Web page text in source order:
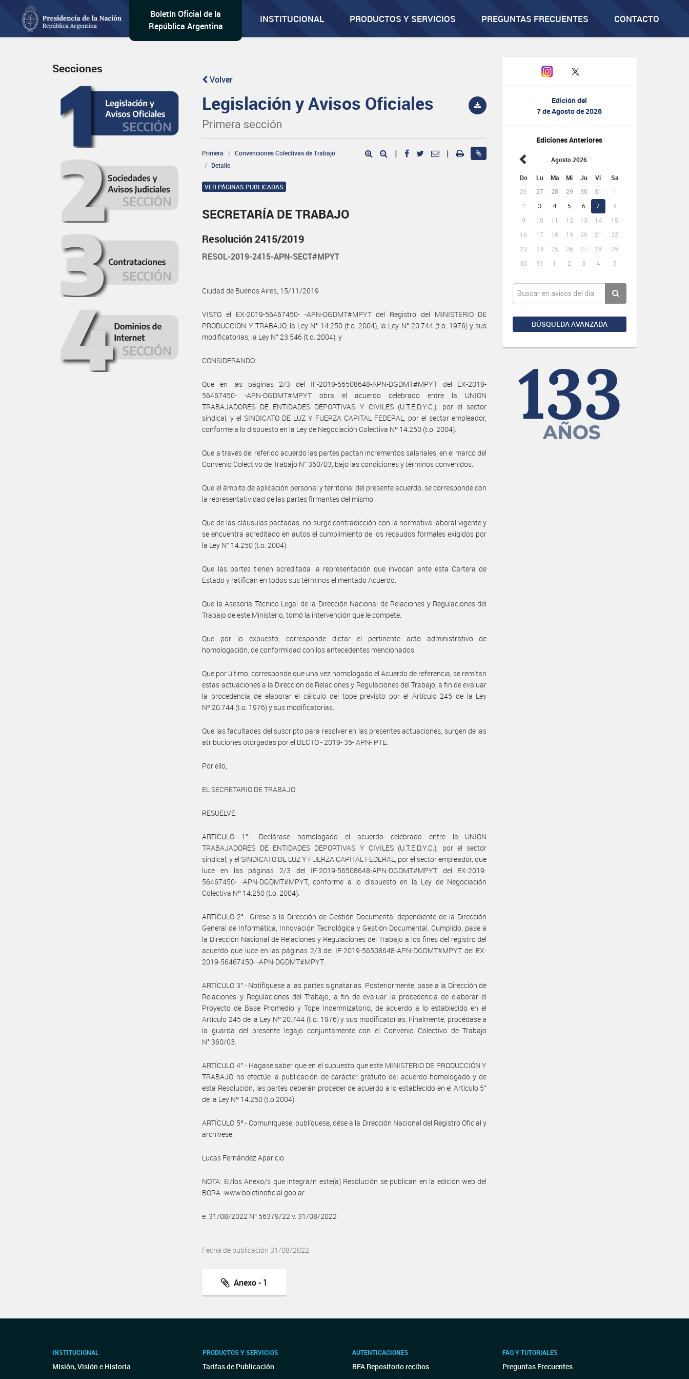
Boletín Oficial de la
República Argentina
INSTITUCIONAL PRODUCTOS Y SERVICIOS PREGUNTAS FRECUENTES CONTACTO
Edición del
7 de Agosto de 2026
Ediciones Anteriores
Agosto 2026
Do Lu Ma Mi Ju Vi Sa
26 27 28 29 30 31
1
2
3 4 5 6 7
8
9
10 11 12 13 14
15
16
17 18 19 20 21
22
23
24 25 26 27 28
29
30
31 1 2 3 4 5
BÚSQUEDA AVANZADA
Secciones
Volver
Legislación y Avisos Oficiales
Primera sección
Primera
Convenciones Colectivas de Trabajo
Detalle
| |
VER PÁGINAS PUBLICADAS
SECRETARÍA DE TRABAJO
Resolución 2415/2019
RESOL-2019-2415-APN-SECT#MPYT
Ciudad de Buenos Aires, 15/11/2019
VISTO el EX-2019-56467450- -APN-DGDMT#MPYT del Registro del MINISTERIO DE
PRODUCCION Y TRABAJO, la Ley N° 14.250 (t.o. 2004), la Ley N° 20.744 (t.o. 1976) y sus
modificatorias, la Ley N° 23.546 (t.o. 2004), y
CONSIDERANDO:
Que en las páginas 2/3 del IF-2019-56508648-APN-DGDMT#MPYT del EX-2019-
56467450- -APN-DGDMT#MPYT obra el acuerdo celebrado entre la UNION
TRABAJADORES DE ENTIDADES DEPORTIVAS Y CIVILES (U.T.E.D.Y.C.), por el sector
sindical, y el SINDICATO DE LUZ Y FUERZA CAPITAL FEDERAL, por el sector empleador,
conforme a lo dispuesto en la Ley de Negociación Colectiva Nº 14.250 (t.o. 2004).
Que a través del referido acuerdo las partes pactan incrementos salariales, en el marco del
Convenio Colectivo de Trabajo N° 360/03, bajo las condiciones y términos convenidos.
Que el ámbito de aplicación personal y territorial del presente acuerdo, se corresponde con
la representatividad de las partes firmantes del mismo.
Que de las cláusulas pactadas, no surge contradicción con la normativa laboral vigente y
se encuentra acreditado en autos el cumplimiento de los recaudos formales exigidos por
la Ley N° 14.250 (t.o. 2004).
Que las partes tienen acreditada la representación que invocan ante esta Cartera de
Estado y ratifican en todos sus términos el mentado Acuerdo.
Que la Asesoría Técnico Legal de la Dirección Nacional de Relaciones y Regulaciones del
Trabajo de este Ministerio, tomó la intervención que le compete.
Que por lo expuesto, corresponde dictar el pertinente acto administrativo de
homologación, de conformidad con los antecedentes mencionados.
Que por último, corresponde que una vez homologado el Acuerdo de referencia, se remitan
estas actuaciones a la Dirección de Relaciones y Regulaciones del Trabajo, a fin de evaluar
la procedencia de elaborar el cálculo del tope previsto por el Artículo 245 de la Ley
Nº 20.744 (t.o. 1976) y sus modificatorias.
Que las facultades del suscripto para resolver en las presentes actuaciones, surgen de las
atribuciones otorgadas por el DECTO - 2019- 35- APN- PTE.
Por ello,
EL SECRETARIO DE TRABAJO
RESUELVE:
ARTÍCULO 1°.- Declárase homologado el acuerdo celebrado entre la UNION
TRABAJADORES DE ENTIDADES DEPORTIVAS Y CIVILES (U.T.E.D.Y.C.), por el sector
sindical, y el SINDICATO DE LUZ Y FUERZA CAPITAL FEDERAL, por el sector empleador, que
luce en las páginas 2/3 del IF-2019-56508648-APN-DGDMT#MPYT del EX-2019-
56467450- -APN-DGDMT#MPYT, conforme a lo dispuesto en la Ley de Negociación
Colectiva Nº 14.250 (t.o. 2004).
ARTÍCULO 2°.- Gírese a la Dirección de Gestión Documental dependiente de la Dirección
General de Informática, Innovación Tecnológica y Gestión Documental. Cumplido, pase a
la Dirección Nacional de Relaciones y Regulaciones del Trabajo a los fines del registro del
acuerdo que luce en las páginas 2/3 del IF-2019-56508648-APN-DGDMT#MPYT del EX-
2019-56467450- -APN-DGDMT#MPYT.
ARTÍCULO 3°.- Notifíquese a las partes signatarias. Posteriormente, pase a la Dirección de
Relaciones y Regulaciones del Trabajo, a fin de evaluar la procedencia de elaborar el
Proyecto de Base Promedio y Tope Indemnizatorio, de acuerdo a lo establecido en el
Artículo 245 de la Ley Nº 20.744 (t.o. 1976) y sus modificatorias. Finalmente, procédase a
la guarda del presente legajo conjuntamente con el Convenio Colectivo de Trabajo
N° 360/03.
ARTÍCULO 4°.- Hágase saber que en el supuesto que este MINISTERIO DE PRODUCCIÓN Y
TRABAJO no efectúe la publicación de carácter gratuito del acuerdo homologado y de
esta Resolución, las partes deberán proceder de acuerdo a lo establecido en el Artículo 5°
de la Ley Nº 14.250 (t.o.2004).
ARTÍCULO 5º.- Comuníquese, publíquese, dése a la Dirección Nacional del Registro Oficial y
archívese.
Lucas Fernández Aparicio
NOTA: El/los Anexo/s que integra/n este(a) Resolución se publican en la edición web del
BORA -www.boletinoficial.gob.ar-
e. 31/08/2022 N° 56379/22 v. 31/08/2022
Fecha de publicación 31/08/2022
Anexo - 1
INSTITUCIONAL
Misión, Visión e Historia
PRODUCTOS Y SERVICIOS
Tarifas de Publicación
AUTENTICACIONES
BFA Repositorio recibos
FAQ Y TUTORIALES
Preguntas Frecuentes